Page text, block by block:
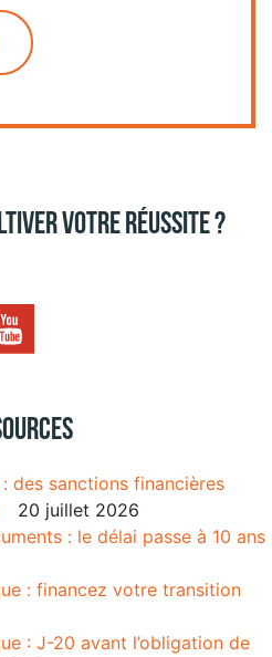
votre réussite ?
des sanctions financières
20 juillet 2026
: le délai passe à 10 ans
: financez votre transition
: J-20 avant l’obligation de